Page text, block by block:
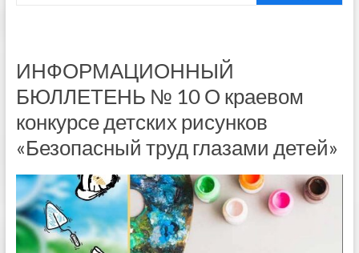
ИНФОРМАЦИОННЫЙ
БЮЛЛЕТЕНЬ № 10 О краевом
конкурсе детских рисунков
«Безопасный труд глазами детей»